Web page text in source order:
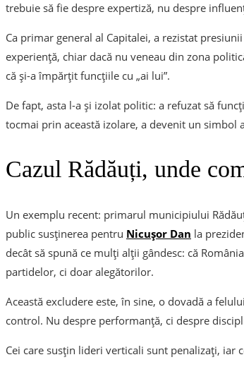
trebuie să fie despre expertiză, nu despre
Ca primar general al Capitalei, a rezistat
experiență, chiar dacă nu veneau din zona
că și-a împărțit funcțiile cu „ai lui”.
De fapt, asta l-a și izolat politic: a refuzat să
tocmai prin această izolare, a devenit un simbol
Cazul Rădăuți, unde
Un exemplu recent: primarul municipiului
public susținerea pentru Nicușor Dan la
decât să spună ce mulți alții gândesc: că
partidelor, ci doar alegătorilor.
Această excludere este, în sine, o dovadă a
control. Nu despre performanță, ci despre
Cei care susțin lideri verticali sunt penalizați, iar